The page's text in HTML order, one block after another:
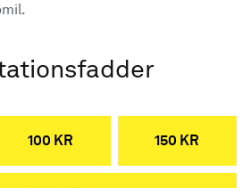
100 KR 150 KR